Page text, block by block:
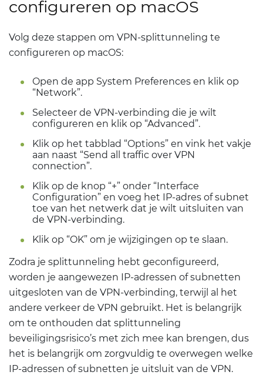
configureren op macOS
Volg deze stappen om VPN-splittunneling te
configureren op macOS:
Open de app System Preferences en klik op
“Network”.
Selecteer de VPN-verbinding die je wilt
configureren en klik op “Advanced”.
Klik op het tabblad “Options” en vink het vakje
aan naast “Send all traffic over VPN
connection”.
Klik op de knop “+” onder “Interface
Configuration” en voeg het IP-adres of subnet
toe van het netwerk dat je wilt uitsluiten van
de VPN-verbinding.
Klik op “OK” om je wijzigingen op te slaan.
Zodra je splittunneling hebt geconfigureerd,
worden je aangewezen IP-adressen of subnetten
uitgesloten van de VPN-verbinding, terwijl al het
andere verkeer de VPN gebruikt. Het is belangrijk
om te onthouden dat splittunneling
beveiligingsrisico’s met zich mee kan brengen, dus
het is belangrijk om zorgvuldig te overwegen welke
IP-adressen of subnetten je uitsluit van de VPN.